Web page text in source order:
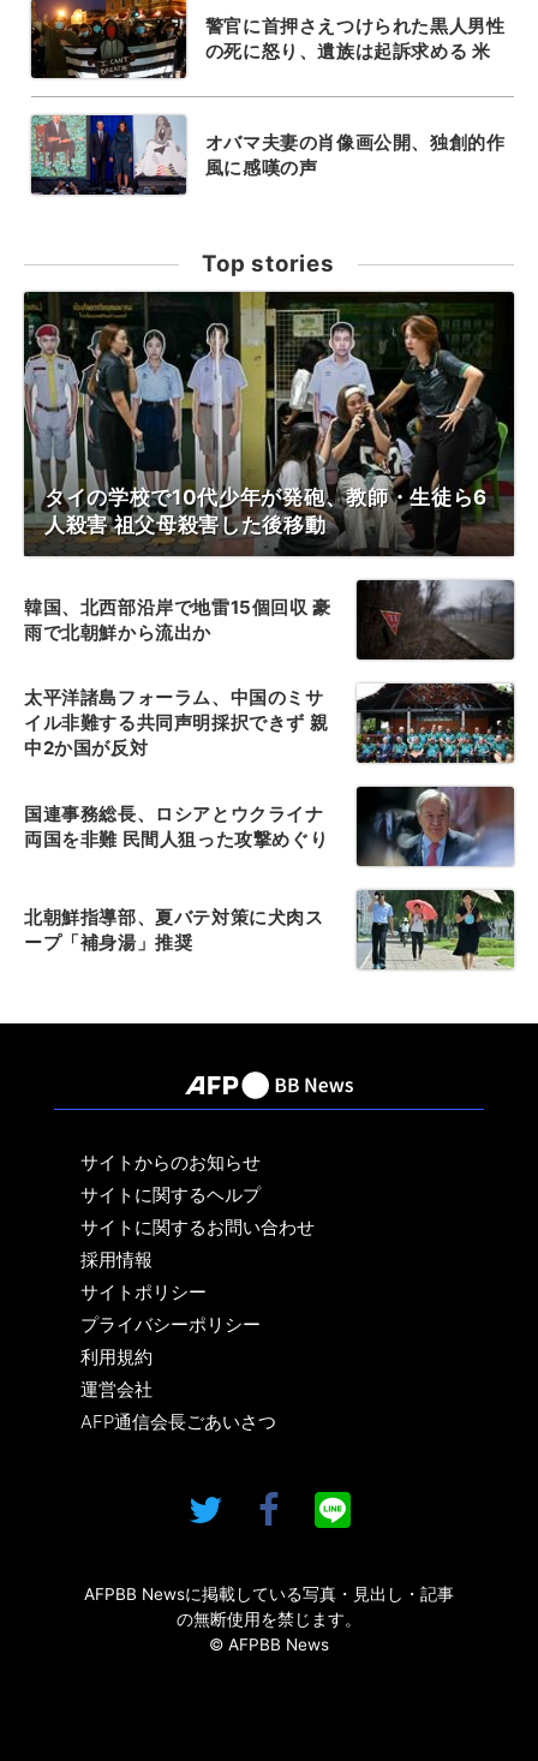
警官に首押さえつけられた黒人男性
の死に怒り、遺族は起訴求める 米
オバマ夫妻の肖像画公開、独創的作
風に感嘆の声
Top stories
タイの学校で10代少年が発砲、教師・生徒ら6
人殺害 祖父母殺害した後移動
韓国、北西部沿岸で地雷15個回収 豪
雨で北朝鮮から流出か
太平洋諸島フォーラム、中国のミサ
イル非難する共同声明採択できず 親
中2か国が反対
国連事務総長、ロシアとウクライナ
両国を非難 民間人狙った攻撃めぐり
北朝鮮指導部、夏バテ対策に犬肉ス
ープ「補身湯」推奨
サイトからのお知らせ
サイトに関するヘルプ
サイトに関するお問い合わせ
採用情報
サイトポリシー
プライバシーポリシー
利用規約
運営会社
AFP通信会長ごあいさつ
AFPBB Newsに掲載している写真・見出し・記事
の無断使用を禁じます。
© AFPBB News